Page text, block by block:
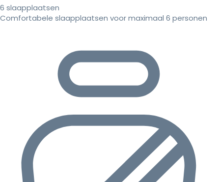
6 slaapplaatsen
Comfortabele slaapplaatsen voor maximaal 6 personen